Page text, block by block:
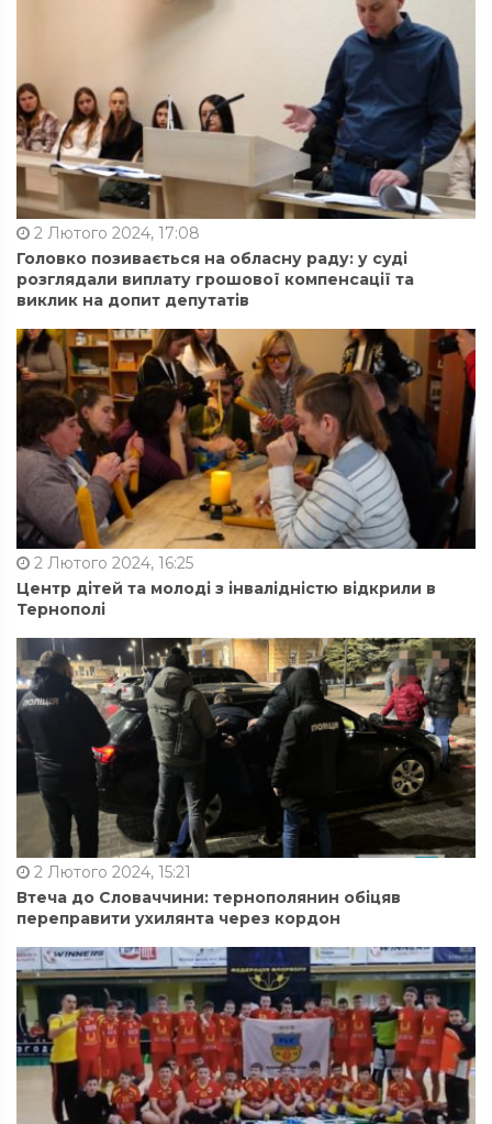
2 Лютого 2024, 17:08
Головко позивається на обласну раду: у суді
розглядали виплату грошової компенсації та
виклик на допит депутатів
2 Лютого 2024, 16:25
Центр дітей та молоді з інвалідністю відкрили в
Тернополі
2 Лютого 2024, 15:21
Втеча до Словаччини: тернополянин обіцяв
переправити ухилянта через кордон